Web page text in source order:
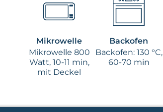
Mikrowelle
Mikrowelle 800
Watt, 10-11 min,
mit Deckel
Backofen
Backofen: 130 °C,
60-70 min